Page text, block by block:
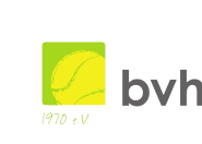
springen